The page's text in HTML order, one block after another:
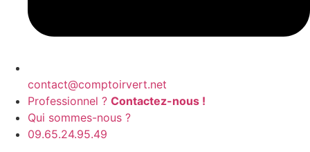
contact@comptoirvert.net
Professionnel ? Contactez-nous !
Qui sommes-nous ?
09.65.24.95.49